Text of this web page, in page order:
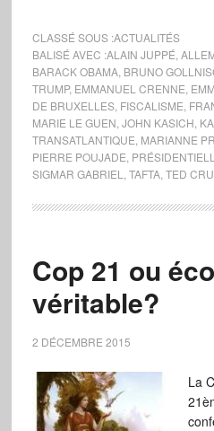
CLASSÉ SOUS :ACTUALITÉS
BALISÉ AVEC :ALAIN JUPPÉ
BARACK OBAMA, BRUNO
TRUMP, EMMANUEL CRENNE
DE BRUXELLES, FISCALISME
MARIE LE GUEN JOHN KASICH
TRANSATLANTIQUE MARIANNE
PIERRE POUJADE
SIGMAR GABRIEL
TAFTA, TED
Cop 21 ou
véritable?
2 DÉCEMBRE 2015
La